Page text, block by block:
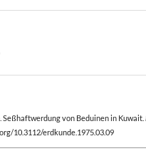
Seßhaftwerdung von Beduinen in Kuwait.
10.3112/erdkunde.1975.03.09